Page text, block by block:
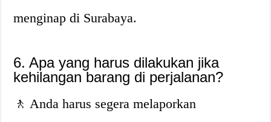
menginap di Surabaya.
6. Apa yang harus dilakukan jika
kehilangan barang di perjalanan?
🚶 Anda harus segera melaporkan